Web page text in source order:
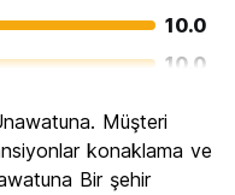
10.0
10.0
4.0
Müşteri
konaklama ve
Bir şehir